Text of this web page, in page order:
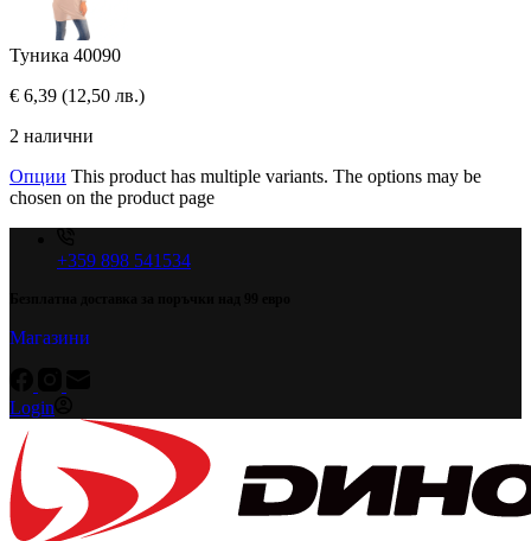
Туника 40090
€ 6,39 (12,50 лв.)
2 налични
Опции This product has multiple variants. The options may be
chosen on the product page
+359 898 541534
Магазини
Login